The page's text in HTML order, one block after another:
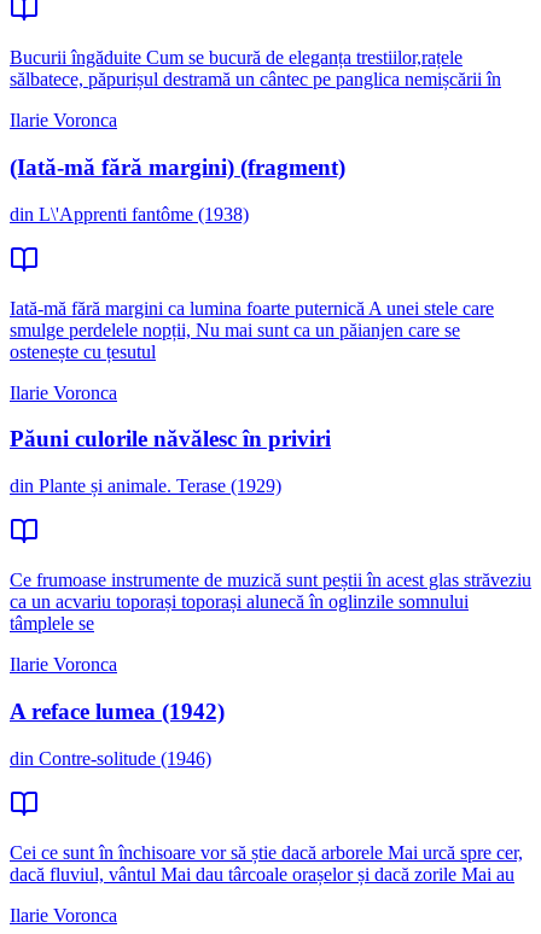
Bucurii îngăduite Cum se bucură de eleganța trestiilor,rațele
sălbatece, păpurișul destramă un cântec pe panglica nemișcării în
Ilarie Voronca
(Iată-mă fără margini) (fragment)
din L\'Apprenti fantôme (1938)
Iată-mă fără margini ca lumina foarte puternică A unei stele care
smulge perdelele nopții, Nu mai sunt ca un păianjen care se
ostenește cu țesutul
Ilarie Voronca
Păuni culorile năvălesc în priviri
din Plante și animale. Terase (1929)
Ce frumoase instrumente de muzică sunt peștii în acest glas străveziu
ca un acvariu toporași toporași alunecă în oglinzile somnului
tâmplele se
Ilarie Voronca
A reface lumea (1942)
din Contre-solitude (1946)
Cei ce sunt în închisoare vor să știe dacă arborele Mai urcă spre cer,
dacă fluviul, vântul Mai dau târcoale orașelor și dacă zorile Mai au
Ilarie Voronca